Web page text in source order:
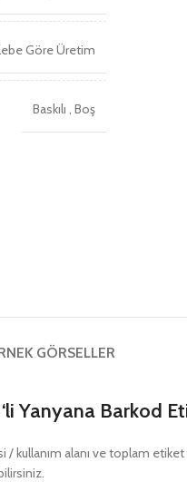
Göre Üretim
Baskılı ,Boş
GÖRSELLER
Yanyana Barkod
kullanım alanı ve toplam